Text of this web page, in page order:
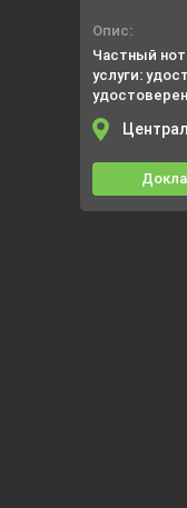
Опис:
Частный
услуги: